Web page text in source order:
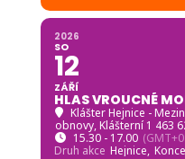
2026
SO
12
ZÁŘÍ
HLAS VROUCNÉ
Klášter Hejnice -
obnovy, Klášterní 1 463
15.30 - 17.00
Druh akce Hejnice,